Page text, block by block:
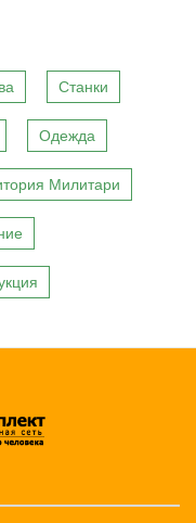
Станки
Одежда
Милитари